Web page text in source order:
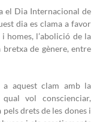
el Dia Internacional de
dia es clama a favor
homes, l’abolició de la
de gènere, entre
a aquest clam amb la
vol conscienciar,
drets de les dones i